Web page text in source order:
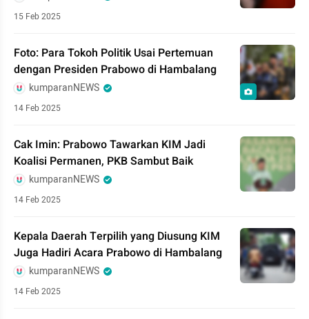
15 Feb 2025
Foto: Para Tokoh Politik Usai Pertemuan
dengan Presiden Prabowo di Hambalang
kumparanNEWS
14 Feb 2025
Cak Imin: Prabowo Tawarkan KIM Jadi
Koalisi Permanen, PKB Sambut Baik
kumparanNEWS
14 Feb 2025
Kepala Daerah Terpilih yang Diusung KIM
Juga Hadiri Acara Prabowo di Hambalang
kumparanNEWS
14 Feb 2025